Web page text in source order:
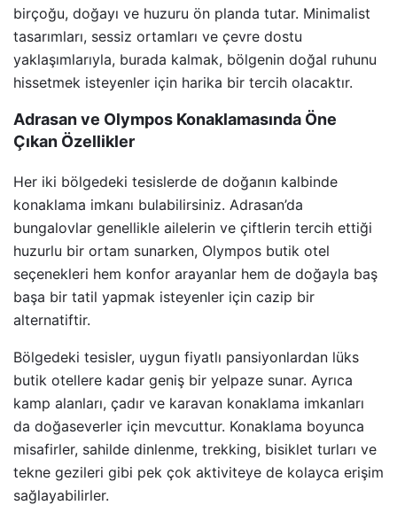
birçoğu, doğayı ve huzuru ön planda tutar. Minimalist
tasarımları, sessiz ortamları ve çevre dostu
yaklaşımlarıyla, burada kalmak, bölgenin doğal ruhunu
hissetmek isteyenler için harika bir tercih olacaktır.
Adrasan ve Olympos Konaklamasında Öne
Çıkan Özellikler
Her iki bölgedeki tesislerde de doğanın kalbinde
konaklama imkanı bulabilirsiniz. Adrasan’da
bungalovlar genellikle ailelerin ve çiftlerin tercih ettiği
huzurlu bir ortam sunarken, Olympos butik otel
seçenekleri hem konfor arayanlar hem de doğayla baş
başa bir tatil yapmak isteyenler için cazip bir
alternatiftir.
Bölgedeki tesisler, uygun fiyatlı pansiyonlardan lüks
butik otellere kadar geniş bir yelpaze sunar. Ayrıca
kamp alanları, çadır ve karavan konaklama imkanları
da doğaseverler için mevcuttur. Konaklama boyunca
misafirler, sahilde dinlenme, trekking, bisiklet turları ve
tekne gezileri gibi pek çok aktiviteye de kolayca erişim
sağlayabilirler.